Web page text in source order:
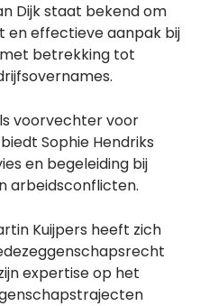
Dijk staat bekend om
en effectieve aanpak bij
betrekking tot
voorvechter voor
Sophie Hendriks
en begeleiding bij
arbeidsconflicten.
Kuijpers heeft zich
expertise op het